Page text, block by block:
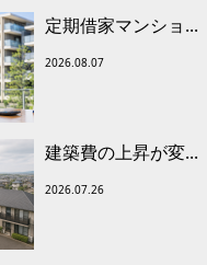
定期借家マンショ...
2026.08.07
建築費の上昇が変...
2026.07.26